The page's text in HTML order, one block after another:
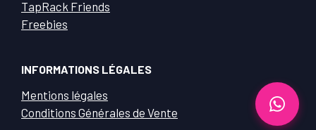
TapRack Friends
Freebies
INFORMATIONS LÉGALES
Mentions légales
Conditions Générales de Vente